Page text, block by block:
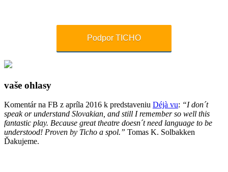
Podpor TICHO
vaše ohlasy
Komentár na FB z apríla 2016 k predstaveniu Déjà vu: “I don´t
speak or understand Slovakian, and still I remember so well this
fantastic play. Because great theatre doesn´t need language to be
understood! Proven by Ticho a spol.” Tomas K. Solbakken
Ďakujeme.